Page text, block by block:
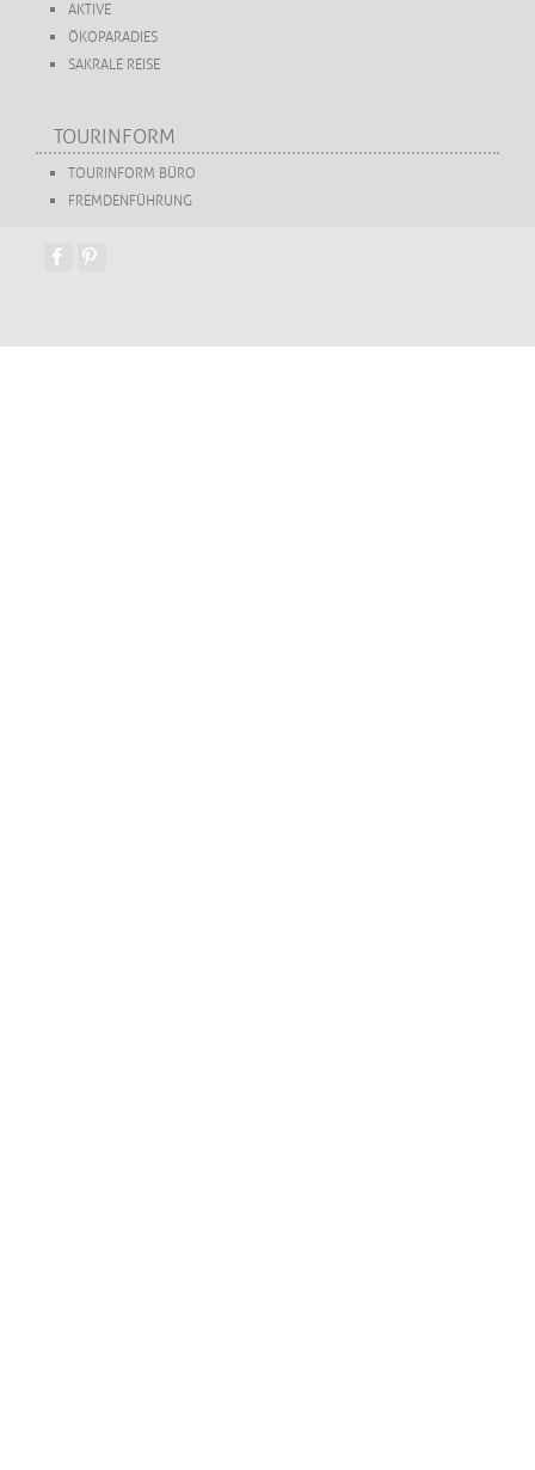
AKTIVE
ÖKOPARADIES
SAKRALE REISE
TOURINFORM
TOURINFORM BÜRO
FREMDENFÜHRUNG